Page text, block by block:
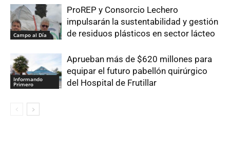
Campo al Día
ProREP y Consorcio Lechero
impulsarán la sustentabilidad y gestión
de residuos plásticos en sector lácteo
Informando
Primero
Aprueban más de $620 millones para
equipar el futuro pabellón quirúrgico
del Hospital de Frutillar